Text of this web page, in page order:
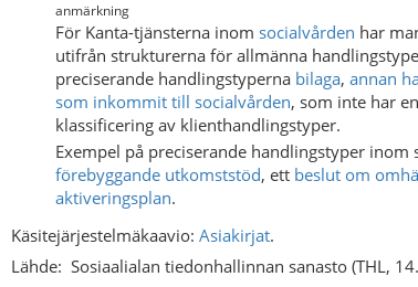
anmärkning
För Kanta-tjänsterna inom socialvården har
utifrån strukturerna för allmänna
preciserande handlingstyperna bilaga, annan
som inkommit till socialvården, som inte har
klassificering av klienthandlingstyper.
Exempel på preciserande handlingstyper inom
förebyggande utkomststöd, ett beslut om
aktiveringsplan.
Käsitejärjestelmäkaavio: Asiakirjat.
Lähde: Sosiaalialan tiedonhallinnan sanasto (THL,